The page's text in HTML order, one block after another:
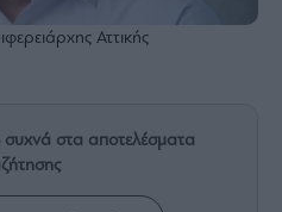
Αττικής
συχνά στα αποτελέσματα